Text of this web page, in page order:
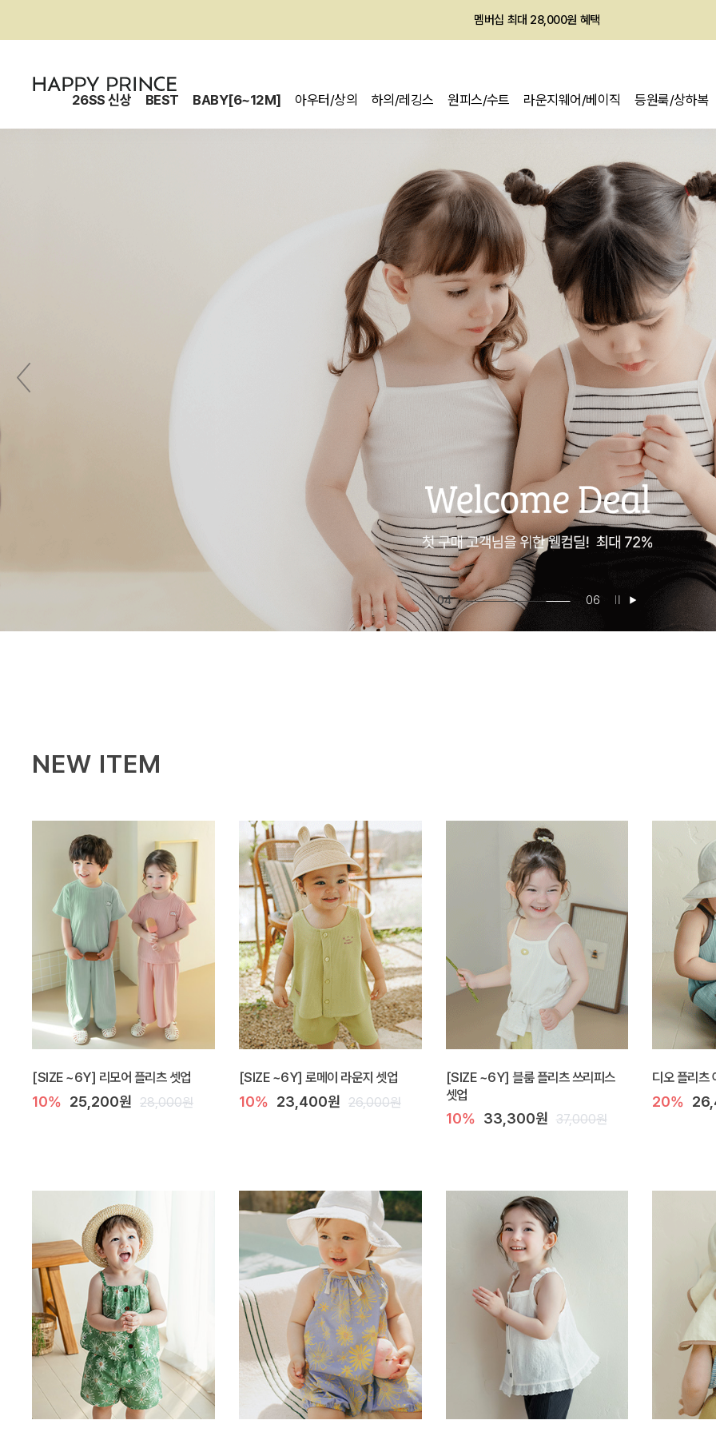
회원전용 아울렛, 가입하면 ~60% 할인!
26SS 신상 BEST BABY[6~12M] 아우터/상의 하의/레깅스 원피스/수트 라운지웨어/베이직 등원룩/상하복
04 06
NEW ITEM
[SIZE ~6Y] 리모어 플리츠 셋업
10% 25,200원 28,000원
[SIZE ~6Y] 로메이 라운지 셋업
10% 23,400원 26,000원
[SIZE ~6Y] 블룸 플리츠 쓰리피스
셋업
10% 33,300원 37,000원
디오 플리츠
20%